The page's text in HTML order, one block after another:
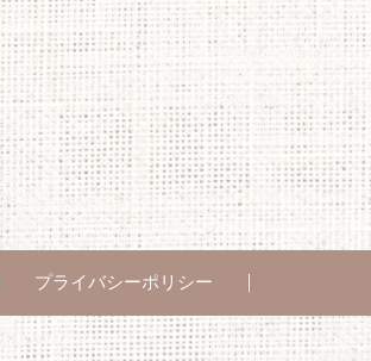
プライバシーポリシー